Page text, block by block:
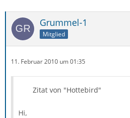
Grummel-1
Mitglied
11. Februar 2010 um 01:35
Zitat von "Hottebird"
Hi,